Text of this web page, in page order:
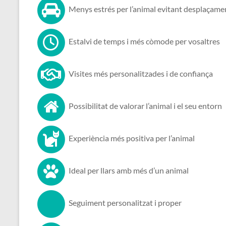
Menys estrés per l’animal evitant
Estalvi de temps i més còmode per vosaltres
Visites més personalitzades i de confiança
Possibilitat de valorar l’animal i el seu entorn
Experiència més positiva per l’animal
Ideal per llars amb més d’un animal
Seguiment personalitzat i proper